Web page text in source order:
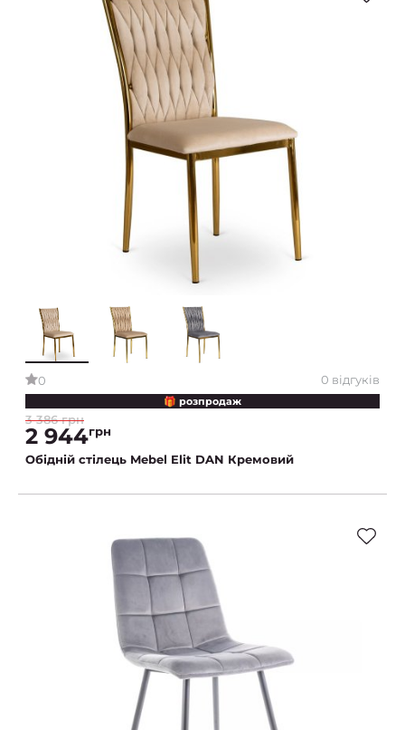
0 0 відгуків
🎁 розпродаж
3 386 грн
2 944грн
Обідній стілець Mebel Elit DAN Кремовий